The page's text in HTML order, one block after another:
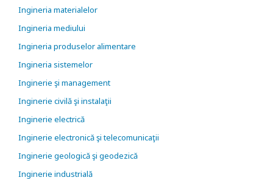
Ingineria materialelor
Ingineria mediului
Ingineria produselor alimentare
Ingineria sistemelor
Inginerie şi management
Inginerie civilă şi instalaţii
Inginerie electrică
Inginerie electronică şi telecomunicaţii
Inginerie geologică şi geodezică
Inginerie industrială